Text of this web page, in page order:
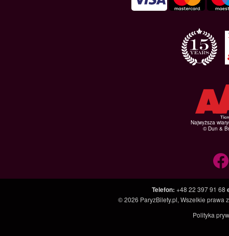
Najwyższa
© Dun &
Telefon: +48 22 397 91 68
© 2026 ParyzBilety.pl, Wszelkie prawa
Polityka